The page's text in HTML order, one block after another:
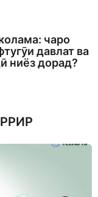
чаро
давлат ва
ниёз дорад?